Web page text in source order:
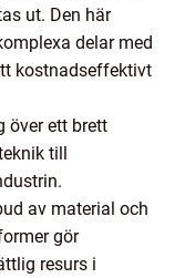
ut. Den här
delar med
kostnadseffektivt
över ett brett
till
av material och
gör
resurs i